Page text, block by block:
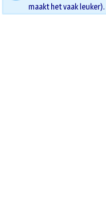
maakt het vaak